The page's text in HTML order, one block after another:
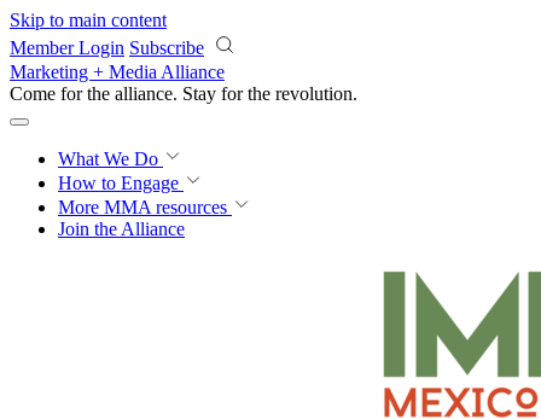
Skip to main content
Member Login Subscribe
Marketing + Media Alliance
Come for the alliance. Stay for the revolution.
What We Do
How to Engage
More MMA resources
Join the Alliance